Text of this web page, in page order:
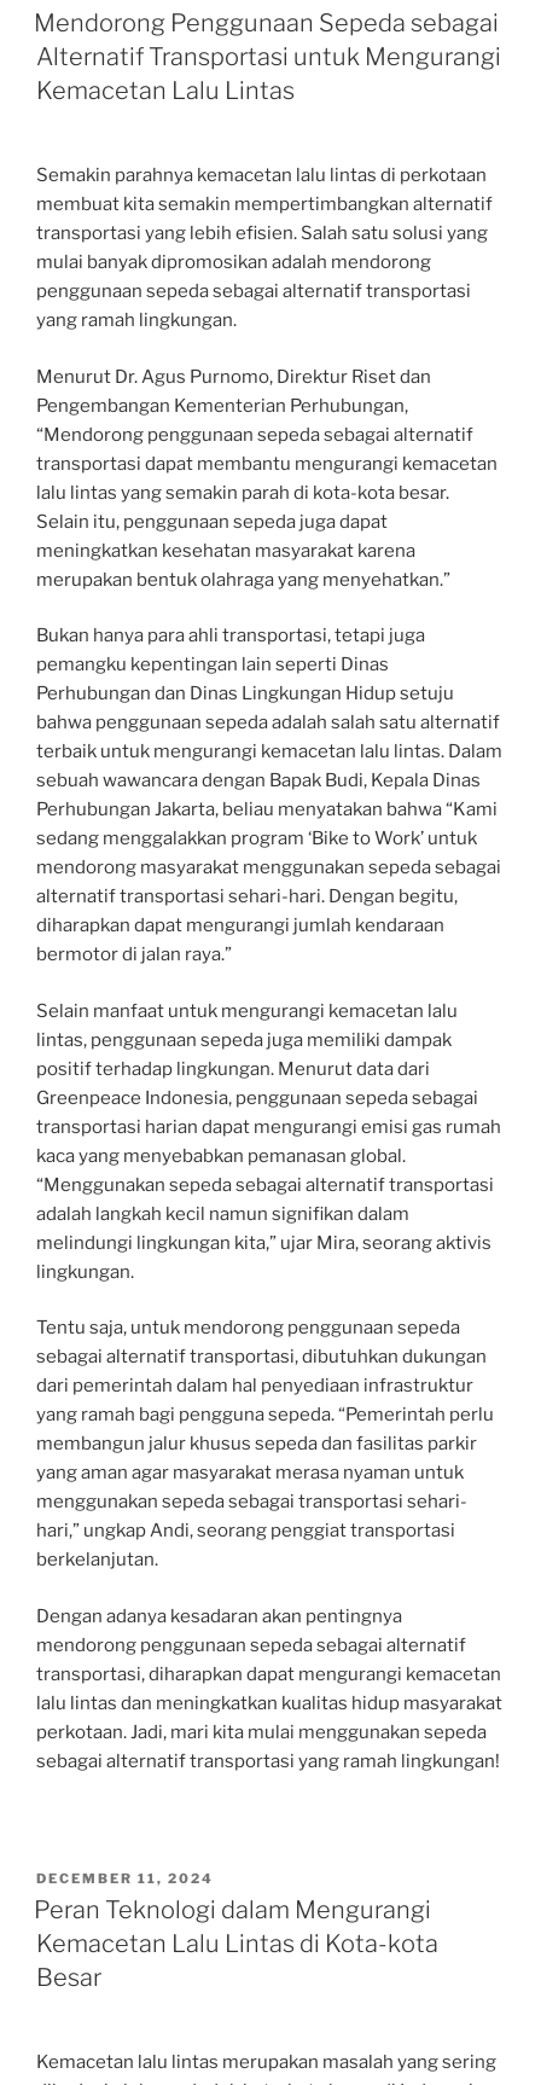
ON
Mendorong Penggunaan Sepeda sebagai
Alternatif Transportasi untuk Mengurangi
Kemacetan Lalu Lintas
Semakin parahnya kemacetan lalu lintas di perkotaan
membuat kita semakin mempertimbangkan alternatif
transportasi yang lebih efisien. Salah satu solusi yang
mulai banyak dipromosikan adalah mendorong
penggunaan sepeda sebagai alternatif transportasi
yang ramah lingkungan.
Menurut Dr. Agus Purnomo, Direktur Riset dan
Pengembangan Kementerian Perhubungan,
“Mendorong penggunaan sepeda sebagai alternatif
transportasi dapat membantu mengurangi kemacetan
lalu lintas yang semakin parah di kota-kota besar.
Selain itu, penggunaan sepeda juga dapat
meningkatkan kesehatan masyarakat karena
merupakan bentuk olahraga yang menyehatkan.”
Bukan hanya para ahli transportasi, tetapi juga
pemangku kepentingan lain seperti Dinas
Perhubungan dan Dinas Lingkungan Hidup setuju
bahwa penggunaan sepeda adalah salah satu alternatif
terbaik untuk mengurangi kemacetan lalu lintas. Dalam
sebuah wawancara dengan Bapak Budi, Kepala Dinas
Perhubungan Jakarta, beliau menyatakan bahwa “Kami
sedang menggalakkan program ‘Bike to Work’ untuk
mendorong masyarakat menggunakan sepeda sebagai
alternatif transportasi sehari-hari. Dengan begitu,
diharapkan dapat mengurangi jumlah kendaraan
bermotor di jalan raya.”
Selain manfaat untuk mengurangi kemacetan lalu
lintas, penggunaan sepeda juga memiliki dampak
positif terhadap lingkungan. Menurut data dari
Greenpeace Indonesia, penggunaan sepeda sebagai
transportasi harian dapat mengurangi emisi gas rumah
kaca yang menyebabkan pemanasan global.
“Menggunakan sepeda sebagai alternatif transportasi
adalah langkah kecil namun signifikan dalam
melindungi lingkungan kita,” ujar Mira, seorang aktivis
lingkungan.
Tentu saja, untuk mendorong penggunaan sepeda
sebagai alternatif transportasi, dibutuhkan dukungan
dari pemerintah dalam hal penyediaan infrastruktur
yang ramah bagi pengguna sepeda. “Pemerintah perlu
membangun jalur khusus sepeda dan fasilitas parkir
yang aman agar masyarakat merasa nyaman untuk
menggunakan sepeda sebagai transportasi sehari-
hari,” ungkap Andi, seorang penggiat transportasi
berkelanjutan.
Dengan adanya kesadaran akan pentingnya
mendorong penggunaan sepeda sebagai alternatif
transportasi, diharapkan dapat mengurangi kemacetan
lalu lintas dan meningkatkan kualitas hidup masyarakat
perkotaan. Jadi, mari kita mulai menggunakan sepeda
sebagai alternatif transportasi yang ramah lingkungan!
POSTED
ON
DECEMBER 11, 2024
Peran Teknologi dalam Mengurangi
Kemacetan Lalu Lintas di Kota-kota
Besar
Kemacetan lalu lintas merupakan masalah yang sering